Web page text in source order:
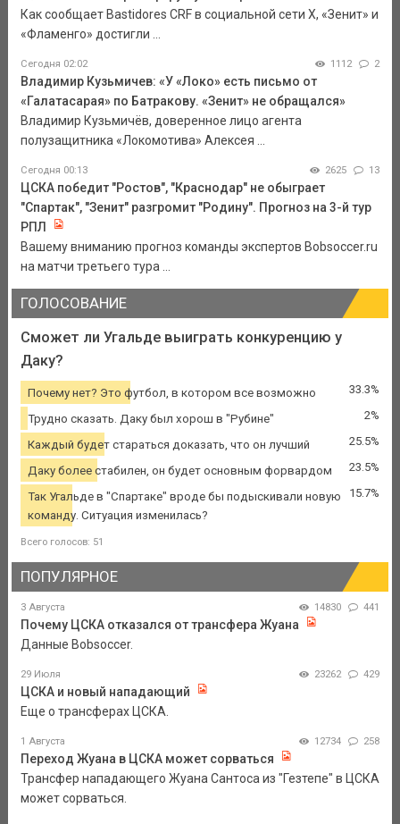
Как сообщает Bastidores CRF в социальной сети Х, «Зенит» и
«Фламенго» достигли ...
Сегодня 02:02 1112 2
Владимир Кузьмичев: «У «Локо» есть письмо от
«Галатасарая» по Батракову. «Зенит» не обращался»
Владимир Кузьмичёв, доверенное лицо агента
полузащитника «Локомотива» Алексея ...
Сегодня 00:13 2625 13
ЦСКА победит "Ростов", "Краснодар" не обыграет
"Спартак", "Зенит" разгромит "Родину". Прогноз на 3-й тур
РПЛ
Вашему вниманию прогноз команды экспертов Bobsoccer.ru
на матчи третьего тура ...
ГОЛОСОВАНИЕ
Сможет ли Угальде выиграть конкуренцию у
Даку?
Почему нет? Это футбол, в котором все возможно 33.3%
Трудно сказать. Даку был хорош в "Рубине" 2%
Каждый будет стараться доказать, что он лучший 25.5%
Даку более стабилен, он будет основным форвардом 23.5%
Так Угальде в "Спартаке" вроде бы подыскивали новую
команду. Ситуация изменилась?
15.7%
Всего голосов: 51
ПОПУЛЯРНОЕ
3 Августа 14830 441
Почему ЦСКА отказался от трансфера Жуана
Данные Bobsoccer.
29 Июля 23262 429
ЦСКА и новый нападающий
Еще о трансферах ЦСКА.
1 Августа 12734 258
Переход Жуана в ЦСКА может сорваться
Трансфер нападающего Жуана Сантоса из "Гезтепе" в ЦСКА
может сорваться.